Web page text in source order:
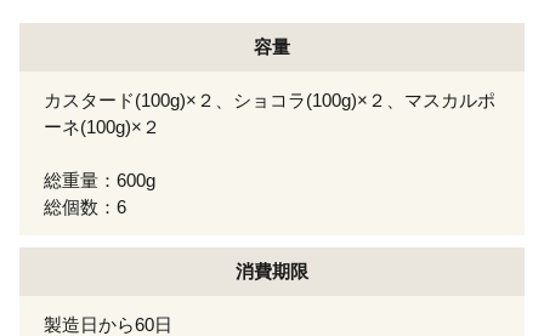
容量
カスタード(100g)×２、ショコラ(100g)×２、マスカルポ
ーネ(100g)×２
総重量：600g
総個数：6
消費期限
製造日から60日